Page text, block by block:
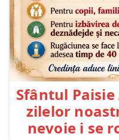
Sfântul
zilelor
nevoie i se